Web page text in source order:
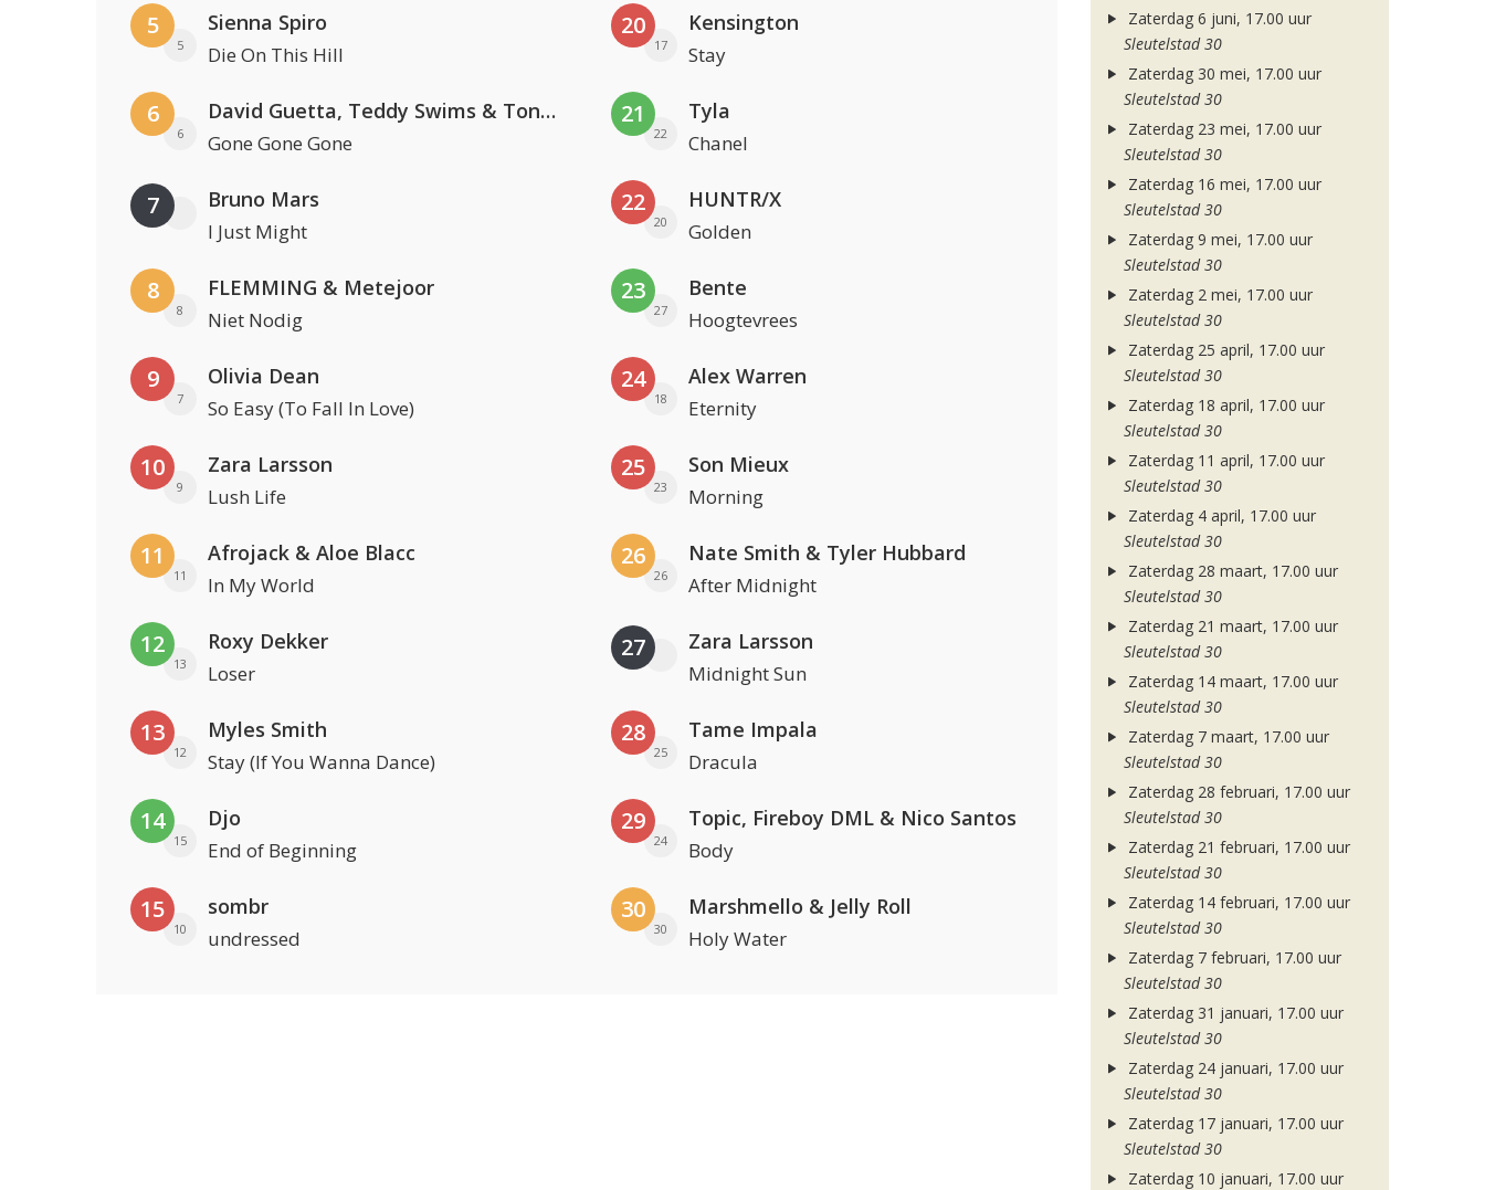
5
5
Sienna Spiro
Die On This Hill
6
6
David Guetta, Teddy Swims & Tones And I
Gone Gone Gone
7 Bruno Mars
I Just Might
8
8
FLEMMING & Metejoor
Niet Nodig
9
7
Olivia Dean
So Easy (To Fall In Love)
10
9
Zara Larsson
Lush Life
11
11
Afrojack & Aloe Blacc
In My World
12
13
Roxy Dekker
Loser
13
12
Myles Smith
Stay (If You Wanna Dance)
14
15
Djo
End of Beginning
15
10
sombr
undressed
20
17
Kensington
Stay
21
22
Tyla
Chanel
22
20
HUNTR/X
Golden
23
27
Bente
Hoogtevrees
24
18
Alex Warren
Eternity
25
23
Son Mieux
Morning
26
26
Nate Smith & Tyler Hubbard
After Midnight
27 Zara Larsson
Midnight Sun
28
25
Tame Impala
Dracula
29
24
Topic, Fireboy DML & Nico Santos
Body
30
30
Marshmello & Jelly Roll
Holy Water
Zaterdag 6 juni, 17.00 uur
Sleutelstad 30
Zaterdag 30 mei, 17.00 uur
Sleutelstad 30
Zaterdag 23 mei, 17.00 uur
Sleutelstad 30
Zaterdag 16 mei, 17.00 uur
Sleutelstad 30
Zaterdag 9 mei, 17.00 uur
Sleutelstad 30
Zaterdag 2 mei, 17.00 uur
Sleutelstad 30
Zaterdag 25 april, 17.00 uur
Sleutelstad 30
Zaterdag 18 april, 17.00 uur
Sleutelstad 30
Zaterdag 11 april, 17.00 uur
Sleutelstad 30
Zaterdag 4 april, 17.00 uur
Sleutelstad 30
Zaterdag 28 maart, 17.00 uur
Sleutelstad 30
Zaterdag 21 maart, 17.00 uur
Sleutelstad 30
Zaterdag 14 maart, 17.00 uur
Sleutelstad 30
Zaterdag 7 maart, 17.00 uur
Sleutelstad 30
Zaterdag 28 februari, 17.00 uur
Sleutelstad 30
Zaterdag 21 februari, 17.00 uur
Sleutelstad 30
Zaterdag 14 februari, 17.00 uur
Sleutelstad 30
Zaterdag 7 februari, 17.00 uur
Sleutelstad 30
Zaterdag 31 januari, 17.00 uur
Sleutelstad 30
Zaterdag 24 januari, 17.00 uur
Sleutelstad 30
Zaterdag 17 januari, 17.00 uur
Sleutelstad 30
Zaterdag 10 januari, 17.00 uur